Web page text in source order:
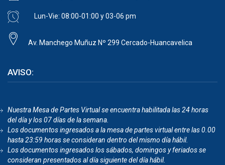
Lun-Vie: 08:00-01:00 y 03-06 pm
Av. Manchego Muñuz Nº 299 Cercado-Huancavelica
AVISO:
Nuestra Mesa de Partes Virtual se encuentra habilitada las 24 horas
del día y los 07 días de la semana.
Los documentos ingresados a la mesa de partes virtual entre las 0.00
hasta 23:59 horas se consideran dentro del mismo día hábil.
Los documentos ingresados los sábados, domingos y feriados se
consideran presentados al día siguiente del día hábil.